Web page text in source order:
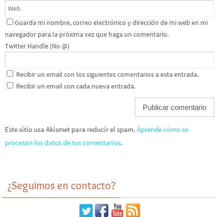
Guarda mi nombre, correo electrónico y dirección de mi web en mi
navegador para la próxima vez que haga un comentario.
Twitter Handle (No @)
Recibir un email con los siguientes comentarios a esta entrada.
Recibir un email con cada nueva entrada.
Este sitio usa Akismet para reducir el spam. Aprende cómo se
procesan los datos de tus comentarios.
¿Seguimos en contacto?